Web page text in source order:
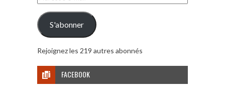
e-
mail
S'abonner
Rejoignez les 219 autres abonnés
FACEBOOK